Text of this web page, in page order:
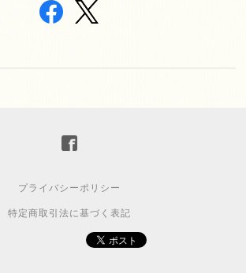
プライバシーポリシー
特定商取引法に基づく表記